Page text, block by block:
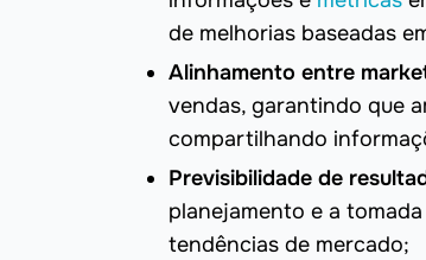
de melhorias baseadas
Alinhamento entre
vendas, garantindo que
compartilhando
Previsibilidade de
planejamento e a
tendências de mercado;